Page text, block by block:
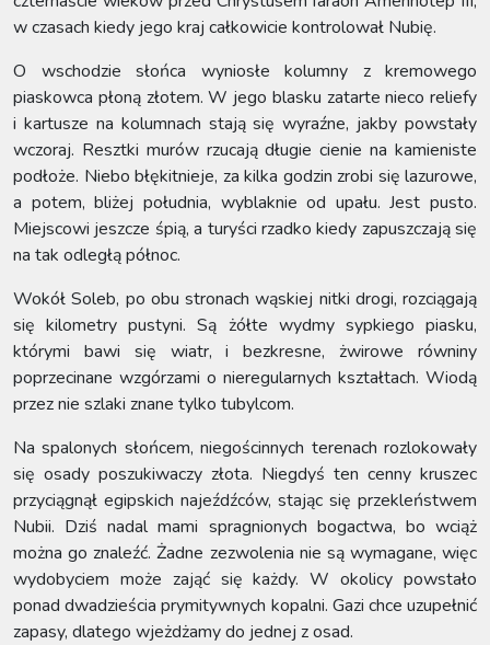
w czasach kiedy jego kraj całkowicie kontrolował Nubię.
O wschodzie słońca wyniosłe kolumny z kremowego
piaskowca płoną złotem. W jego blasku zatarte nieco reliefy
i kartusze na kolumnach stają się wyraźne, jakby powstały
wczoraj. Resztki murów rzucają długie cienie na kamieniste
podłoże. Niebo błękitnieje, za kilka godzin zrobi się lazurowe,
a potem, bliżej południa, wyblaknie od upału. Jest pusto.
Miejscowi jeszcze śpią, a turyści rzadko kiedy zapuszczają się
na tak odległą północ.
Wokół Soleb, po obu stronach wąskiej nitki drogi, rozciągają
się kilometry pustyni. Są żółte wydmy sypkiego piasku,
którymi bawi się wiatr, i bezkresne, żwirowe równiny
poprzecinane wzgórzami o nieregularnych kształtach. Wiodą
przez nie szlaki znane tylko tubylcom.
Na spalonych słońcem, niegościnnych terenach rozlokowały
się osady poszukiwaczy złota. Niegdyś ten cenny kruszec
przyciągnął egipskich najeźdźców, stając się przekleństwem
Nubii. Dziś nadal mami spragnionych bogactwa, bo wciąż
można go znaleźć. Żadne zezwolenia nie są wymagane, więc
wydobyciem może zająć się każdy. W okolicy powstało
ponad dwadzieścia prymitywnych kopalni. Gazi chce uzupełnić
zapasy, dlatego wjeżdżamy do jednej z osad.